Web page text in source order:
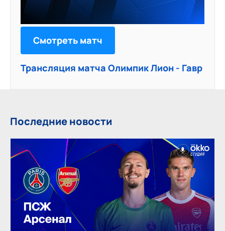
Смотреть матч
Трансляция матча Олимпик Лион - Гавр
Последние новости